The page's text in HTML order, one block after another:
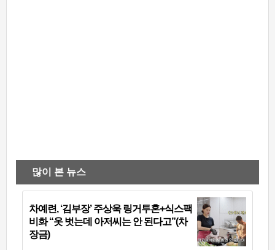
많이 본 뉴스
차예련, ‘김부장’ 주상욱 링거투혼+식스팩
비화 “옷 벗는데 아저씨는 안 된다고”(차
장금)